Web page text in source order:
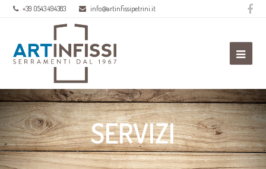
+39 0543 494383 info@artinfissipetrini.it
Open
SERVIZI